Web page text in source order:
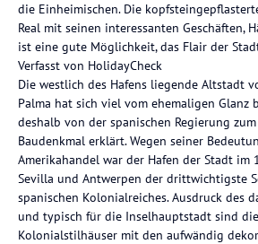
die Einheimischen. Die
Real mit seinen interessanten Geschäften,
ist eine gute Möglichkeit, das Flair der
Verfasst von HolidayCheck
Die westlich des Hafens liegende Altstadt
Palma hat sich viel vom ehemaligen Glanz
deshalb von der spanischen Regierung
Baudenkmal erklärt. Wegen seiner
Amerikahandel war der Hafen der Stadt im
Sevilla und Antwerpen der drittwichtigste
spanischen Kolonialreiches. Ausdruck des
und typisch für die Inselhauptstadt sind
Kolonialstilhäuser mit den aufwändig